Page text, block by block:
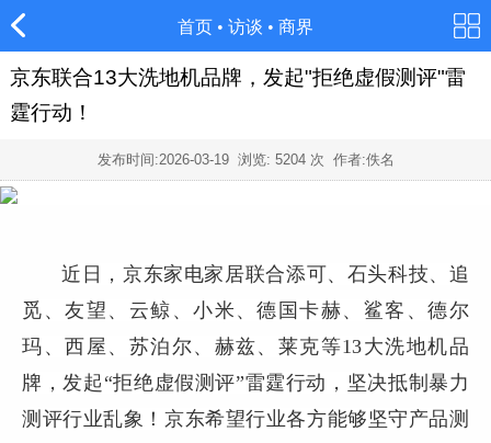
首页 • 访谈 • 商界
京东联合13大洗地机品牌，发起"拒绝虚假测评"雷
霆行动！
发布时间:2026-03-19浏览: 5204 次 作者:佚名
近日，京东家电家居联合添可、石头科技、追
觅、友望、云鲸、小米、德国卡赫、鲨客、德尔
玛、西屋、苏泊尔、赫兹、莱克等13大洗地机品
牌，发起“拒绝虚假测评”雷霆行动，坚决抵制暴力
测评行业乱象！京东希望行业各方能够坚守产品测